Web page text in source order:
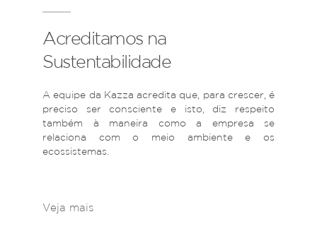
Acreditamos na
Sustentabilidade
A equipe da Kazza acredita que, para crescer, é
preciso ser consciente e isto, diz respeito
também à maneira como a empresa se
relaciona com o meio ambiente e os
ecossistemas.
Veja mais